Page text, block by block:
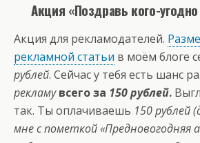
Акция «Поздравь кого-
Акция для рекламодателей.
рекламной статьи в моём блоге
рублей. Сейчас у тебя есть шанс
рекламу всего за 150 рублей.
так. Ты оплачиваешь 150 рублей
мне с пометкой «Предновогодняя